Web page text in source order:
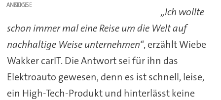
ANZEIGE
„Ich wollte
schon immer mal eine Reise um die Welt auf
nachhaltige Weise unternehmen“, erzählt Wiebe
Wakker carIT. Die Antwort sei für ihn das
Elektroauto gewesen, denn es ist schnell, leise,
ein High-Tech-Produkt und hinterlässt keine